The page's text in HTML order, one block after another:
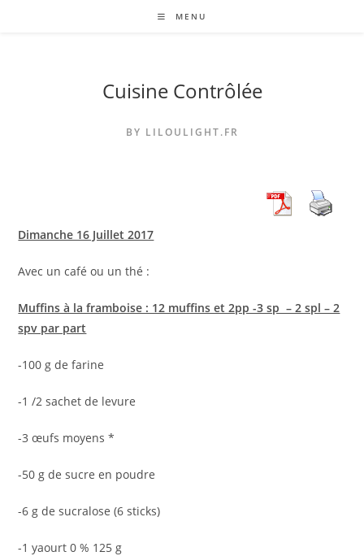
MENU
Cuisine Contrôlée
BY LILOULIGHT.FR
Dimanche 16 Juillet 2017
Avec un café ou un thé :
Muffins à la framboise : 12 muffins et 2pp -3 sp – 2 spl – 2
spv par part
-100 g de farine
-1 /2 sachet de levure
-3 œufs moyens *
-50 g de sucre en poudre
-6 g de sucralose (6 sticks)
-1 yaourt 0 % 125 g